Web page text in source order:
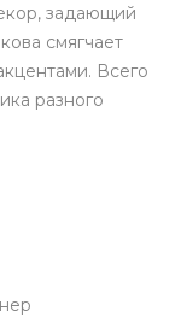
задающий
смягчает
Всего
разного